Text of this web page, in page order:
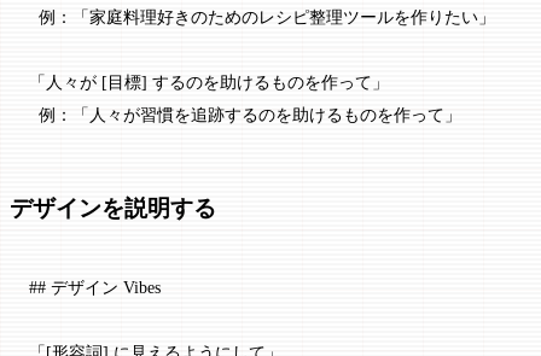
  例：「家庭料理好きのためのレシピ整理ツールを作りたい」
「人々が [目標] するのを助けるものを作って」
  例：「人々が習慣を追跡するのを助けるものを作って」
デザインを説明する
## デザイン Vibes